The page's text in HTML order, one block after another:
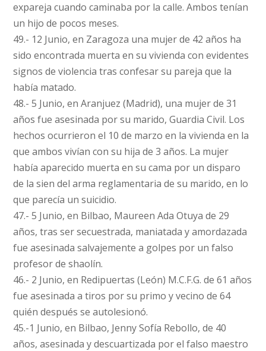
expareja cuando caminaba por la calle. Ambos tenían
un hijo de pocos meses.
49.- 12 Junio, en Zaragoza una mujer de 42 años ha
sido encontrada muerta en su vivienda con evidentes
signos de violencia tras confesar su pareja que la
había matado.
48.- 5 Junio, en Aranjuez (Madrid), una mujer de 31
años fue asesinada por su marido, Guardia Civil. Los
hechos ocurrieron el 10 de marzo en la vivienda en la
que ambos vivían con su hija de 3 años. La mujer
había aparecido muerta en su cama por un disparo
de la sien del arma reglamentaria de su marido, en lo
que parecía un suicidio.
47.- 5 Junio, en Bilbao, Maureen Ada Otuya de 29
años, tras ser secuestrada, maniatada y amordazada
fue asesinada salvajemente a golpes por un falso
profesor de shaolín.
46.- 2 Junio, en Redipuertas (León) M.C.F.G. de 61 años
fue asesinada a tiros por su primo y vecino de 64
quién después se autolesionó.
45.-1 Junio, en Bilbao, Jenny Sofía Rebollo, de 40
años, asesinada y descuartizada por el falso maestro